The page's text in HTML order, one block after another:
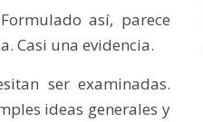
así, parece
Casi una evidencia.
ser examinadas.
ideas generales y